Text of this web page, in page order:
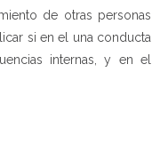
de otras personas
si en el una conducta
internas, y en el